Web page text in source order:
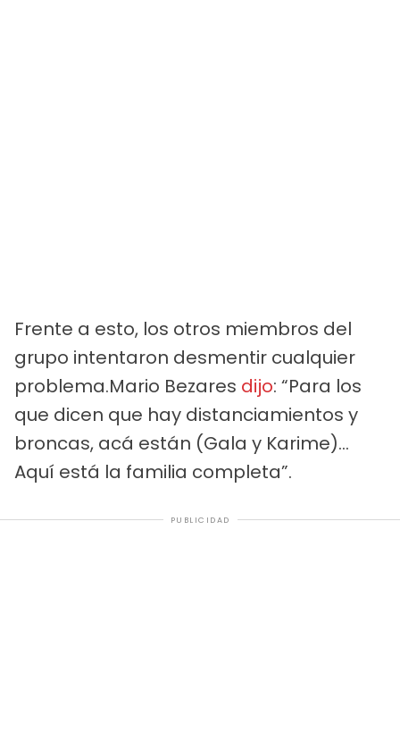
Frente a esto, los otros miembros del
grupo intentaron desmentir cualquier
problema.Mario Bezares dijo: “Para los
que dicen que hay distanciamientos y
broncas, acá están (Gala y Karime)...
Aquí está la familia completa”.
PUBLICIDAD